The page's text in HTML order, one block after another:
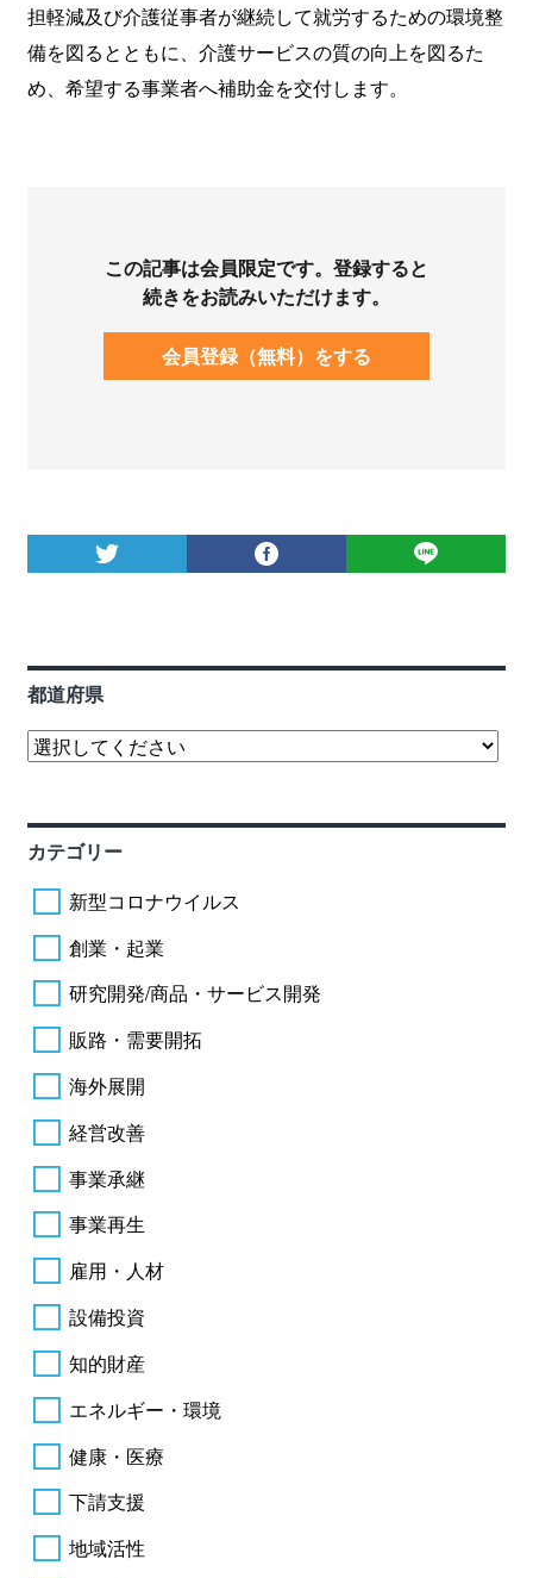
担軽減及び介護従事者が継続して就労するための環境整
備を図るとともに、介護サービスの質の向上を図るた
め、希望する事業者へ補助金を交付します。
この記事は会員限定です。登録すると
続きをお読みいただけます。
会員登録（無料）をする
都道府県
カテゴリー
新型コロナウイルス
創業・起業
研究開発/商品・サービス開発
販路・需要開拓
海外展開
経営改善
事業承継
事業再生
雇用・人材
設備投資
知的財産
エネルギー・環境
健康・医療
下請支援
地域活性